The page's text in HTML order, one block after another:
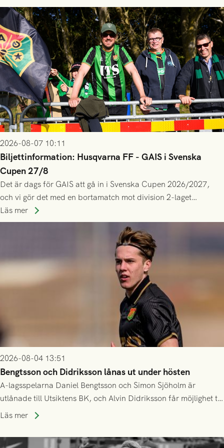
2026-08-07 10:11
Biljettinformation: Husqvarna FF - GAIS i Svenska
Cupen 27/8
Det är dags för GAIS att gå in i Svenska Cupen 2026/2027,
och vi gör det med en bortamatch mot division 2-laget
Husqvarna FF. Häng med och stötta grönsvart på plats!
Läs mer
2026-08-04 13:51
Bengtsson och Didriksson lånas ut under hösten
A-lagsspelarna Daniel Bengtsson och Simon Sjöholm är
utlånade till Utsiktens BK, och Alvin Didriksson får möjlighet till
speltid i Hestrafors genom föreningssamarbete.
Läs mer